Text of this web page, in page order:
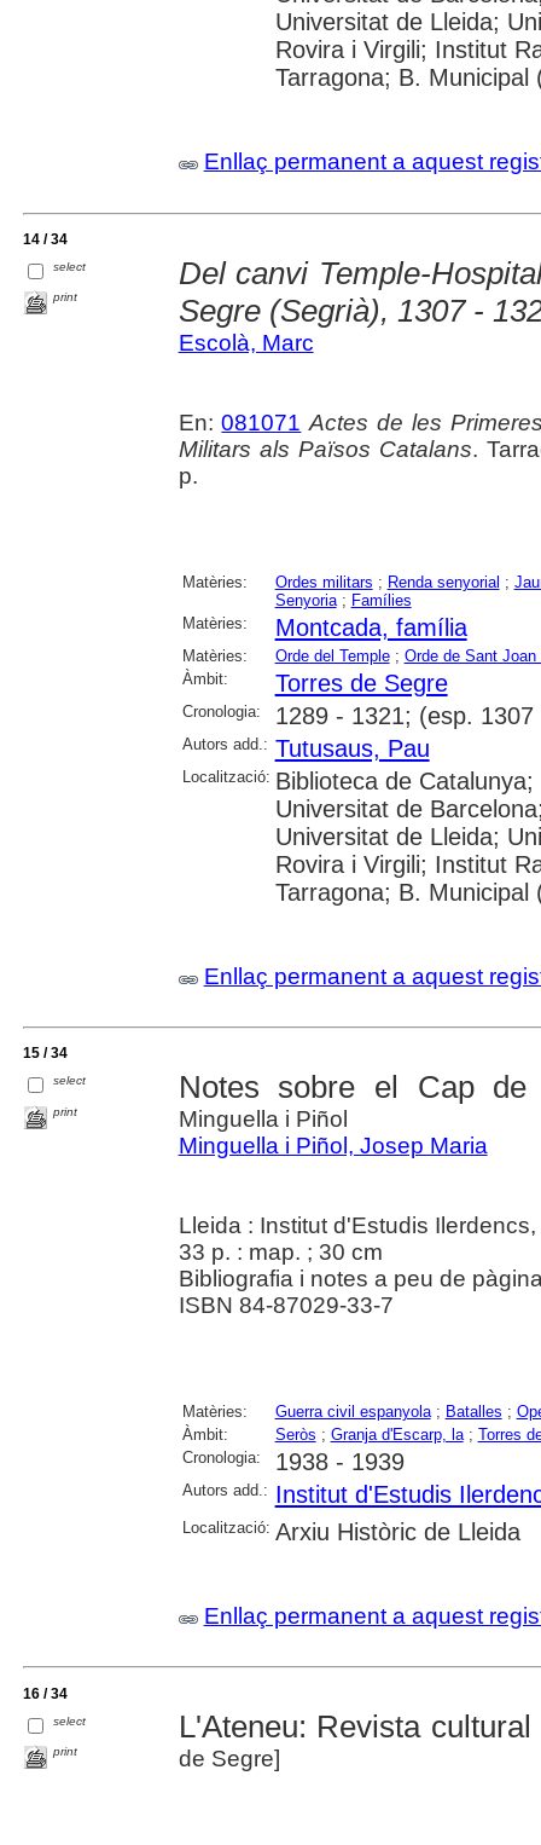
Universitat de Lleida;
Rovira i Virgili; Institut
Tarragona; B. Municipal
Enllaç permanent a aquest
14 / 34
select
print
Del canvi Temple-
Segre (Segrià), 1307 -
Escolà, Marc
En:081071 Actes de les
Militars als Països Catalans.
p.
Matèries: Ordes militars ; Renda senyorial ;
Senyoria; Famílies
Matèries:
Montcada, família
Matèries: Orde del Temple; Orde de Sant
Àmbit:
Torres de Segre
Cronologia: 1289 - 1321; (esp. 1307
Autors add.: Tutusaus, Pau
Localització: Biblioteca de
Universitat de
Universitat de Lleida;
Rovira i Virgili; Institut
Tarragona; B. Municipal
Enllaç permanent a aquest
15 / 34
select
print
Notes sobre el Cap
Minguella i Piñol
Minguella i Piñol, Josep Maria
Lleida : Institut d'Estudis
33 p. : map. ; 30 cm
Bibliografia i notes a peu de
ISBN 84-87029-33-7
Matèries: Guerra civil espanyola; Batalles ;
Àmbit:
Seròs ; Granja d'Escarp, la; Torres
Cronologia:
1938 - 1939
Autors add.: Institut d'Estudis
Localització: Arxiu Històric de Lleida
Enllaç permanent a aquest
16 / 34
select
print
L'Ateneu: Revista
de Segre]